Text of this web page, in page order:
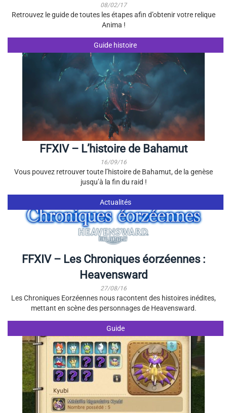
08/02/17
Retrouvez le guide de toutes les étapes afin d’obtenir votre relique
Anima !
Guide histoire
FFXIV – L’histoire de Bahamut
16/09/16
Vous pouvez retrouver toute l’histoire de Bahamut, de la genèse
jusqu’à la fin du raid !
Actualités
FFXIV – Les Chroniques éorzéennes :
Heavensward
27/08/16
Les Chroniques Eorzéennes nous racontent des histoires inédites,
mettant en scène des personnages de Heavensward.
Guide